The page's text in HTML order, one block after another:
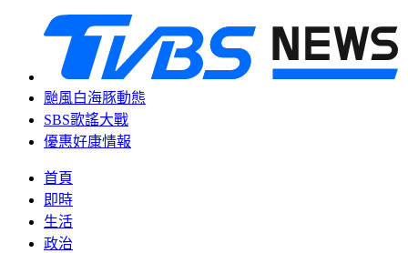
颱風白海豚動態
SBS歌謠大戰
優惠好康情報
首頁
即時
生活
政治